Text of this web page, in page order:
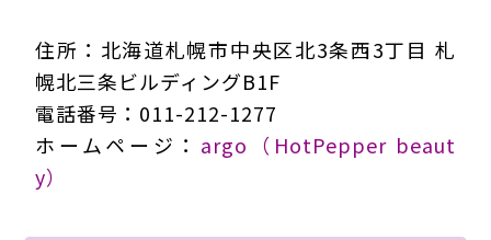
住所：北海道札幌市中央区北3条西3丁目 札
幌北三条ビルディングB1F
電話番号：011-212-1277
ホームページ： argo（HotPepper beaut
y）